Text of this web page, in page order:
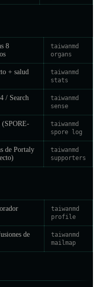
8
taiwanmd
organs
+ salud
taiwanmd
stats
/ Search
taiwanmd
sense
(SPORE-
taiwanmd
spore log
de Portaly
taiwanmd
supporters
taiwanmd
profile
de
taiwanmd
mailmap